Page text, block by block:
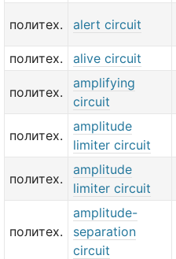
политех. alert circuit
политех.
alive circuit
политех.
amplifying
circuit
политех.
amplitude
limiter circuit
политех.
amplitude
limiter circuit
политех.
amplitude-
separation
circuit